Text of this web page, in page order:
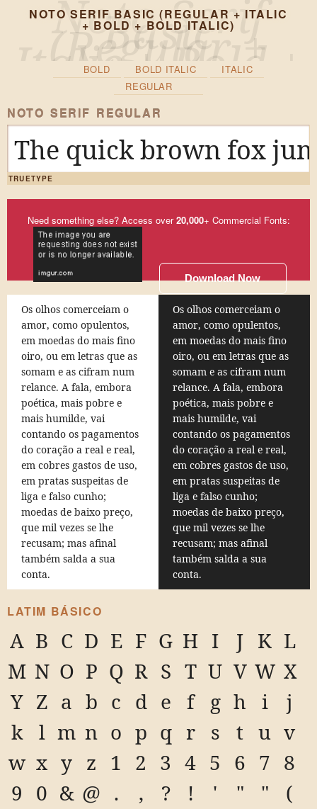
NOTO SERIF BASIC (REGULAR + ITALIC
+ BOLD + BOLD ITALIC)
BOLD BOLD ITALIC
ITALIC
REGULAR
NOTO SERIF REGULAR
The quick brown fox
TRUETYPE
Need something else? Access over20,000+ Commercial Fonts:
Download Now
Os olhos comerceiam o
amor, como opulentos,
em moedas do mais fino
oiro, ou em letras que as
somam e as cifram num
relance. A fala, embora
poética, mais pobre e
mais humilde, vai
contando os pagamentos
do coração a real e real,
em cobres gastos de uso,
em pratas suspeitas de
liga e falso cunho;
moedas de baixo preço,
que mil vezes se lhe
recusam; mas afinal
também salda a sua
conta.
Os olhos comerceiam o
amor, como opulentos,
em moedas do mais fino
oiro, ou em letras que as
somam e as cifram num
relance. A fala, embora
poética, mais pobre e
mais humilde, vai
contando os pagamentos
do coração a real e real,
em cobres gastos de uso,
em pratas suspeitas de
liga e falso cunho;
moedas de baixo preço,
que mil vezes se lhe
recusam; mas afinal
também salda a sua
conta.
LATIM BÁSICO
A B C D E F G H I J K L
M N O P Q R S T U V W X
Y Z a b c d e f g h i
j
k
l m n o p q r s t u v
w x y z 1 2 3 4 5 6 7 8
9 0 & @ . , ? ! ' " "
(